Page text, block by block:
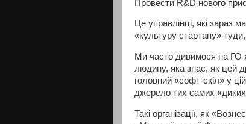
Провести R&D нового
Це управлінці, які зараз
«культуру стартапу»
Ми часто дивимося на ГО
людину, яка знає, як цей
головний «софт-скіл» у
джерело тих самих
Такі організації, як